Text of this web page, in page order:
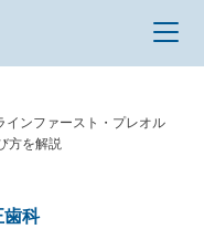
インファースト・プレオル
方を解説
歯科